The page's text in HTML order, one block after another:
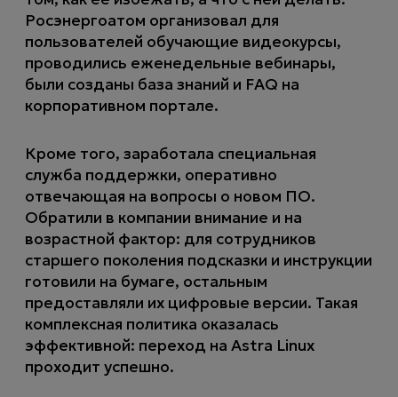
Росэнергоатом организовал для
пользователей обучающие видеокурсы,
проводились еженедельные вебинары,
были созданы база знаний и FAQ на
корпоративном портале.
Кроме того, заработала специальная
служба поддержки, оперативно
отвечающая на вопросы о новом ПО.
Обратили в компании внимание и на
возрастной фактор: для сотрудников
старшего поколения подсказки и инструкции
готовили на бумаге, остальным
предоставляли их цифровые версии. Такая
комплексная политика оказалась
эффективной: переход на Astra Linux
проходит успешно.